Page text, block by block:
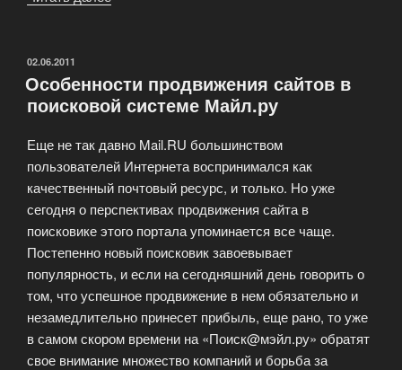
в
поисковой
Яндекс»
ОПУБЛИКОВАНО
02.06.2011
Особенности продвижения сайтов в
поисковой системе Майл.ру
Еще не так давно Mail.RU большинством
пользователей Интернета воспринимался как
качественный почтовый ресурс, и только. Но уже
сегодня о перспективах продвижения сайта в
поисковике этого портала упоминается все чаще.
Постепенно новый поисковик завоевывает
популярность, и если на сегодняшний день говорить о
том, что успешное продвижение в нем обязательно и
незамедлительно принесет прибыль, еще рано, то уже
в самом скором времени на «Поиск@мэйл.ру» обратят
свое внимание множество компаний и борьба за